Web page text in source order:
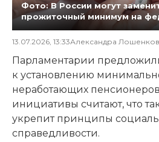
Фото: В России могут
прожиточный минимум на
13.07.2026, 13:33Александра
Парламентарии
к установлению
неработающих
инициативы считают, что
укрепит принципы
справедливости.